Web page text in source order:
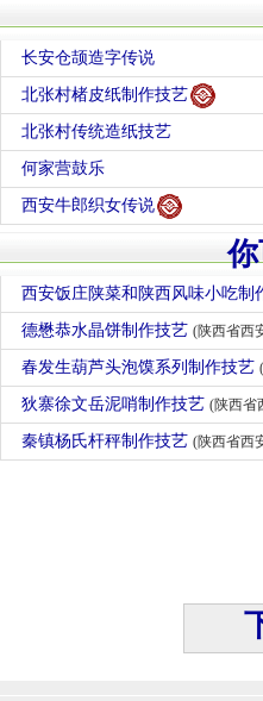
长安仓颉造字传说
北张村楮皮纸制作技艺
北张村传统造纸技艺
何家营鼓乐
西安牛郎织女传说
西安饭庄陕菜和陕西风味小吃制
德懋恭水晶饼制作技艺 (陕西省西
春发生葫芦头泡馍系列制作技艺
狄寨徐文岳泥哨制作技艺 (陕西省
秦镇杨氏杆秤制作技艺 (陕西省西